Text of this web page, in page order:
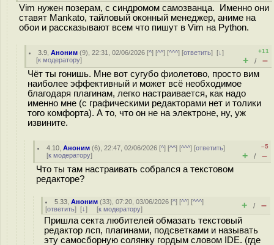
Vim нужен позерам, с синдромом самозванца. Именно они
ставят Mankato, тайловый оконный менеджер, аниме на
обои и рассказывают всем что пишут в Vim на Python.
3.9 ,Аноним (9), 22:31, 02/06/2026 [^] [^^] [^^^] [ответить][↓]
[к модератору]
+11
+ / –
Чёт ты гонишь. Мне вот сугубо фиолетово, просто вим
наиболее эффективный и может всё необходимое
благодаря плагинам, легко настраивается, как надо
именно мне (с графическими редакторами нет и толики
того комфорта). А то, что он не на электроне, ну, уж
извините.
4.10 ,Аноним (6), 22:47, 02/06/2026 [^] [^^] [^^^] [ответить]
[к модератору]
–5
+ / –
Что ты там настраивать собрался а текстовом
редакторе?
5.33 ,Аноним (33), 07:20, 03/06/2026 [^] [^^] [^^^]
[ответить] [↓] [к модератору] + / –
Пришла секта любителей обмазать текстовый
редактор лсп, плагинами, подсветками и называть
эту самосборную солянку гордым словом IDE. (где